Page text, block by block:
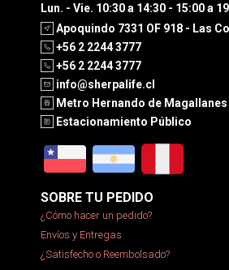
Lun. - Vie. 10:30 a 14:30 - 15:00 a
Apoquindo 7331 OF 918 - Las
+56 2 2244 3777
+56 2 2244 3777
info@sherpalife.cl
Metro Hernando de Magallanes
Estacionamiento Público
SOBRE TU PEDIDO
¿Cómo hacer un pedido?
Envíos y Entregas
¿Satisfecho o Reembolsado?